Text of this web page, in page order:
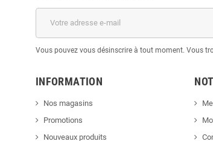
Vous pouvez vous désinscrire à tout moment. Vous
INFORMATION
Nos magasins
Promotions
Nouveaux produits